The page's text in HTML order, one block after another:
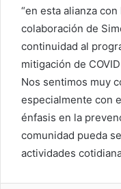
“en esta alianza
colaboración de
continuidad al
mitigación de
Nos sentimos muy
especialmente con
énfasis en la
comunidad pueda
actividades